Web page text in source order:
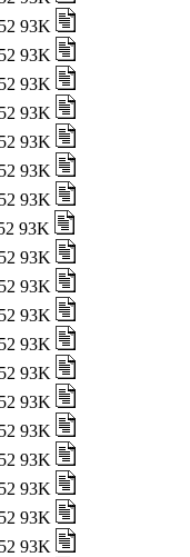
93K
93K
93K
93K
93K
93K
93K
93K
93K
93K
93K
93K
93K
93K
93K
93K
93K
93K
93K